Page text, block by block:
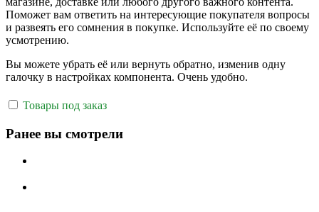
Поможет вам ответить на интересующие покупателя вопросы
и развеять его сомнения в покупке. Используйте её по своему
усмотрению.
Вы можете убрать её или вернуть обратно, изменив одну
галочку в настройках компонента. Очень удобно.
Товары под заказ
Ранее вы смотрели